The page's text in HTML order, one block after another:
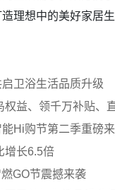
理想中的美好家居
卫浴生活品质升级
益、领千万补贴、
Hi购节第二季重磅
增长6.5倍
GO节震撼来袭